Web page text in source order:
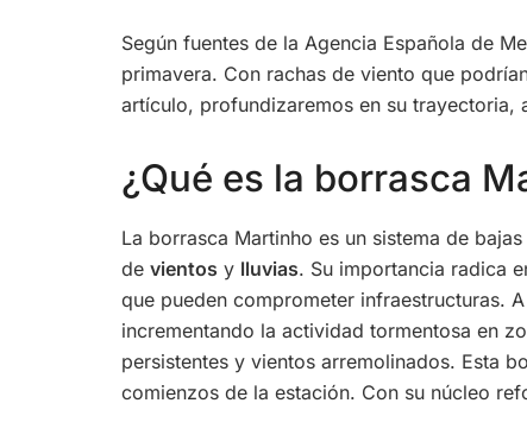
Según fuentes de la Agencia Española de
primavera. Con rachas de viento que
artículo, profundizaremos en su trayectoria,
¿Qué es la borrasca
La borrasca Martinho es un sistema de
de vientos y lluvias. Su importancia radica
que pueden comprometer infraestructuras.
incrementando la actividad tormentosa en
persistentes y vientos arremolinados. Esta
comienzos de la estación. Con su núcleo